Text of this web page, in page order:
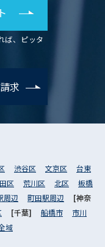
ば、ピッタ
求
渋谷区 文京区
台東
区 荒川区 北区
板橋
周辺 町田駅周辺
[神奈
[千葉] 船橋市
市川
域